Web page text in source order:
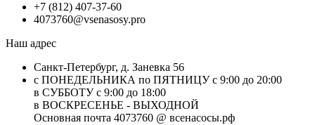
+7 (812) 407-37-60
4073760@vsenasosy.pro
Наш адрес
Санкт-Петербург, д. Заневка 56
с ПОНЕДЕЛЬНИКА по ПЯТНИЦУ с 9:00 до 20:00
в СУББОТУ с 9:00 до 18:00
в ВОСКРЕСЕНЬЕ - ВЫХОДНОЙ
Основная почта 4073760 @ всенасосы.рф